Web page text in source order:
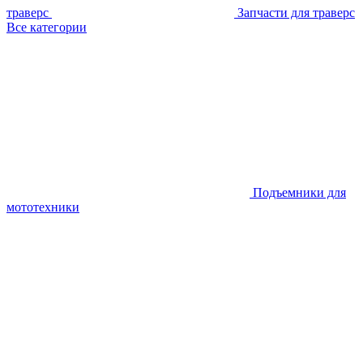
траверс
Запчасти для траверс
Все категории
Подъемники для
мототехники